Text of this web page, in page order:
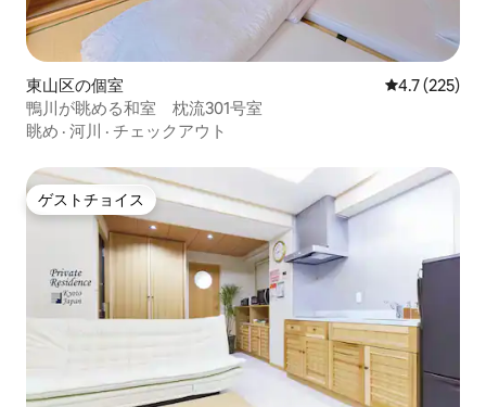
東山区の個室 レビュー225
4.7 (225)
鴨川が眺める和室 枕流301号室
眺め · 河川 · チェックアウト
ゲストチョイス
ゲストチョイス